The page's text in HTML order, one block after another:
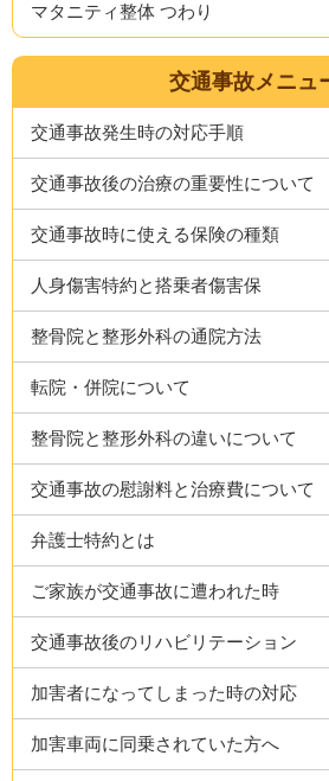
マタニティ整体 つわり
交通事故メニュ
交通事故発生時の対応手順
交通事故後の治療の重要性について
交通事故時に使える保険の種類
人身傷害特約と搭乗者傷害保
整骨院と整形外科の通院方法
転院・併院について
整骨院と整形外科の違いについて
交通事故の慰謝料と治療費について
弁護士特約とは
ご家族が交通事故に遭われた時
交通事故後のリハビリテーション
加害者になってしまった時の対応
加害車両に同乗されていた方へ